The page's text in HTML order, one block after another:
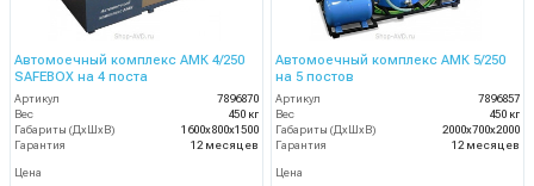
Автомоечный комплекс АМК 4/250
SAFEBOX на 4 поста
Артикул
7896870
Вес
450 кг
Габариты (ДхШхВ)
1600х800х1500
Гарантия
12 месяцев
Цена
Автомоечный комплекс АМК 5/250
на 5 постов
Артикул
7896857
Вес
450 кг
Габариты (ДхШхВ)
2000х700х2000
Гарантия
12 месяцев
Цена